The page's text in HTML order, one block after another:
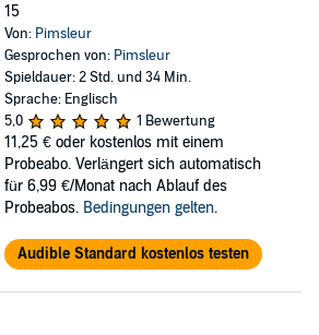
15
Von: Pimsleur
Gesprochen von: Pimsleur
Spieldauer: 2 Std. und 34 Min.
Sprache: Englisch
5,0
1 Bewertung
11,25 € oder kostenlos mit einem
Probeabo. Verlängert sich automatisch
für 6,99 €/Monat nach Ablauf des
Probeabos. Bedingungen gelten.
Audible Standard kostenlos testen